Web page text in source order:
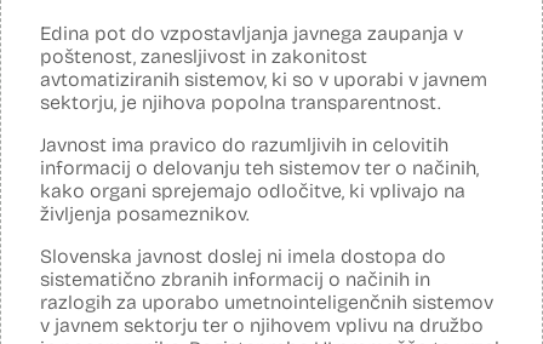
Edina pot do vzpostavljanja javnega zaupanja v
poštenost, zanesljivost in zakonitost
avtomatiziranih sistemov, ki so v uporabi v javnem
sektorju, je njihova popolna transparentnost.
Javnost ima pravico do razumljivih in celovitih
informacij o delovanju teh sistemov ter o načinih,
kako organi sprejemajo odločitve, ki vplivajo na
življenja posameznikov.
Slovenska javnost doslej ni imela dostopa do
sistematično zbranih informacij o načinih in
razlogih za uporabo umetnointeligenčnih sistemov
v javnem sektorju ter o njihovem vplivu na družbo